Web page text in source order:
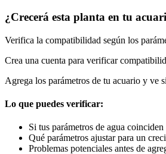
¿Crecerá esta planta en tu
Verifica la compatibilidad según los
Crea una cuenta para verificar
Agrega los parámetros de tu acuario y ve
Lo que puedes verificar:
Si tus parámetros de agua
Qué parámetros ajustar para un
Problemas potenciales antes de